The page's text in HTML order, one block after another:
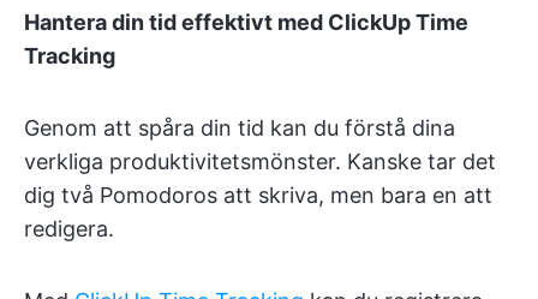
Hantera din tid effektivt med ClickUp Time
Tracking
Genom att spåra din tid kan du förstå dina
verkliga produktivitetsmönster. Kanske tar det
dig två Pomodoros att skriva, men bara en att
redigera.